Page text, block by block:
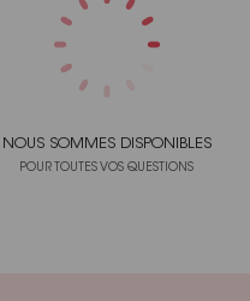
NOUS SOMMES DISPONIBLES
POUR TOUTES VOS QUESTIONS